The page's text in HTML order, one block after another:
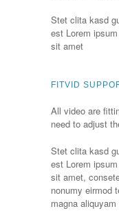
Stet clita kasd
est Lorem
sit amet
FITVID
All video are
need to adjust
Stet clita kasd
est Lorem
sit amet,
nonumy eirmod
magna